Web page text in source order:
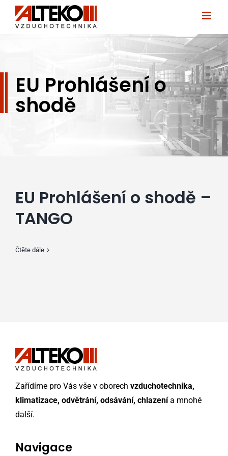
Přeskočit
EU Prohlášení o
shodě
EU Prohlášení o shodě –
TANGO
Čtěte dále
Zařídíme pro Vás vše v oborech vzduchotechnika,
klimatizace, odvětrání, odsávání, chlazenía mnohé
další.
Navigace